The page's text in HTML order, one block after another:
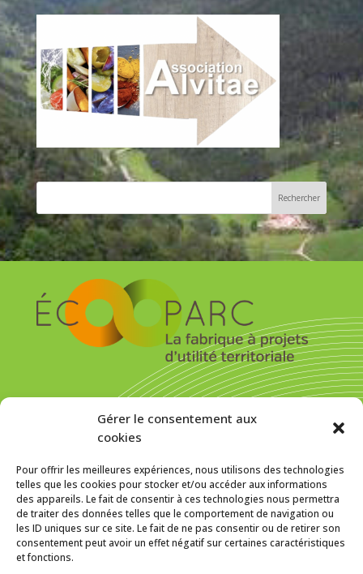
Gérer le consentement aux
cookies
Pour offrir les meilleures expériences, nous utilisons des technologies
telles que les cookies pour stocker et/ou accéder aux informations
des appareils. Le fait de consentir à ces technologies nous permettra
de traiter des données telles que le comportement de navigation ou
les ID uniques sur ce site. Le fait de ne pas consentir ou de retirer son
consentement peut avoir un effet négatif sur certaines caractéristiques
et fonctions.
MENTIONS LÉGALES
Politique de cookies (UE)